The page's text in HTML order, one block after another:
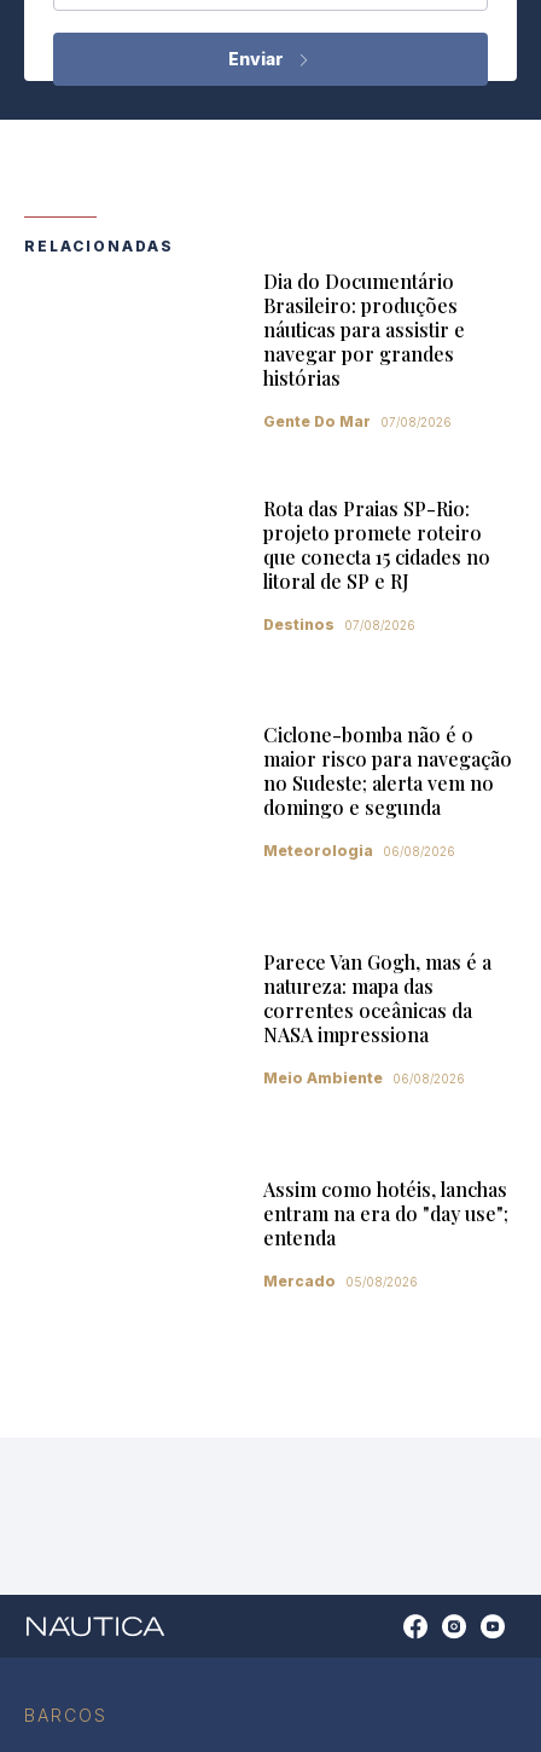
RELACIONADAS
Dia do Documentário
Brasileiro: produções
náuticas para assistir e
navegar por grandes
histórias
Gente Do Mar 07/08/2026
Rota das Praias SP-Rio:
projeto promete roteiro
que conecta 15 cidades no
litoral de SP e RJ
Destinos 07/08/2026
Ciclone-bomba não é o
maior risco para navegação
no Sudeste; alerta vem no
domingo e segunda
Meteorologia 06/08/2026
Parece Van Gogh, mas é a
natureza: mapa das
correntes oceânicas da
NASA impressiona
Meio Ambiente 06/08/2026
Assim como hotéis, lanchas
entram na era do "day use";
entenda
Mercado 05/08/2026
BARCOS
OpenOpenOpen